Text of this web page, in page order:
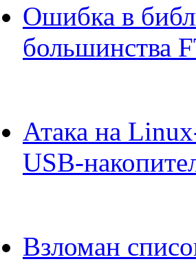
Ошибка в
большинства
Атака на
USB-
Взломан